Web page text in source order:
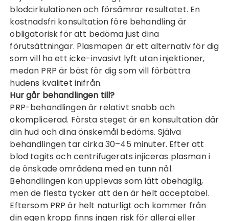
blodcirkulationen och försämrar resultatet. En
kostnadsfri konsultation före behandling är
obligatorisk för att bedöma just dina
förutsättningar. Plasmapen är ett alternativ för dig
som vill ha ett icke-invasivt lyft utan injektioner,
medan PRP är bäst för dig som vill förbättra
hudens kvalitet inifrån.
Hur går behandlingen till?
PRP-behandlingen är relativt snabb och
okomplicerad. Första steget är en konsultation där
din hud och dina önskemål bedöms. Själva
behandlingen tar cirka 30–45 minuter. Efter att
blod tagits och centrifugerats injiceras plasman i
de önskade områdena med en tunn nål.
Behandlingen kan upplevas som lätt obehaglig,
men de flesta tycker att den är helt acceptabel.
Eftersom PRP är helt naturligt och kommer från
din egen kropp finns ingen risk för allergi eller